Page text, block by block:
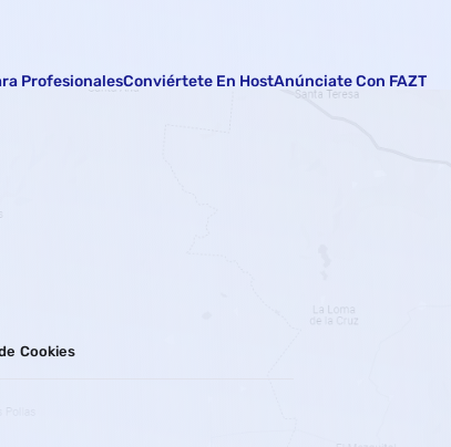
ProfesionalesConviértete En HostAnúnciate Con FAZT
Cookies